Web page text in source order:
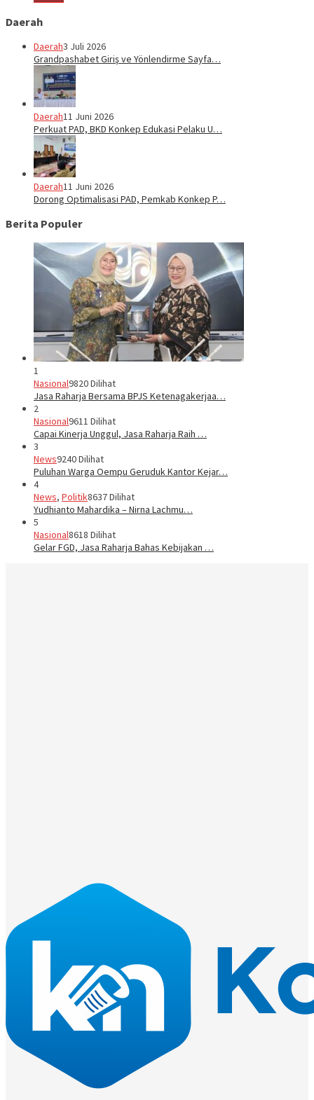
Daerah
Daerah3 Juli 2026
Grandpashabet Giriş ve Yönlendirme Sayfa…
Daerah11 Juni 2026
Perkuat PAD, BKD Konkep Edukasi Pelaku U…
Daerah11 Juni 2026
Dorong Optimalisasi PAD, Pemkab Konkep P…
Berita Populer
1
Nasional9820 Dilihat
Jasa Raharja Bersama BPJS Ketenagakerjaa…
2
Nasional9611 Dilihat
Capai Kinerja Unggul, Jasa Raharja Raih …
3
News9240 Dilihat
Puluhan Warga Oempu Geruduk Kantor Kejar…
4
News, Politik8637 Dilihat
Yudhianto Mahardika – Nirna Lachmu…
5
Nasional8618 Dilihat
Gelar FGD, Jasa Raharja Bahas Kebijakan …